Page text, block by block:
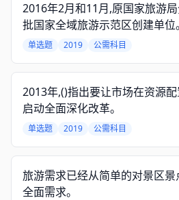
2016年2月和11月,原国家旅游
批国家全域旅游示范区创建单位。
单选题 2019 公需科目
2013年,()指出要让市场在资源
启动全面深化改革。
单选题 2019 公需科目
旅游需求已经从简单的对景区
全面需求。